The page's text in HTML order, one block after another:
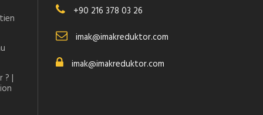
? |
+90 216 378 03 26
imak@imakreduktor.com
imak@imakreduktor.com